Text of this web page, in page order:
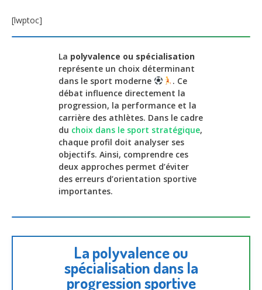
[lwptoc]
La polyvalence ou spécialisation
représente un choix déterminant
dans le sport moderne
. Ce
débat influence directement la
progression, la performance et la
carrière des athlètes. Dans le cadre
du choix dans le sport stratégique,
chaque profil doit analyser ses
objectifs. Ainsi, comprendre ces
deux approches permet d’éviter
des erreurs d’orientation sportive
importantes.
La polyvalence ou
spécialisation dans la
progression sportive